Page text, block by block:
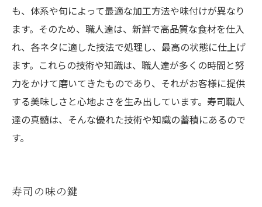
も、体系や旬によって最適な加工方法や味付けが異なり
ます。そのため、職人達は、新鮮で高品質な食材を仕入
れ、各ネタに適した技法で処理し、最高の状態に仕上げ
ます。これらの技術や知識は、職人達が多くの時間と努
力をかけて磨いてきたものであり、それがお客様に提供
する美味しさと心地よさを生み出しています。寿司職人
達の真髄は、そんな優れた技術や知識の蓄積にあるので
す。
寿司の味の鍵